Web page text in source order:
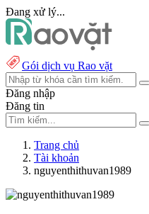
Đang xử lý...
Gói dịch vụ Rao vặt
Đăng nhập
Đăng tin
Trang chủ
Tài khoản
nguyenthithuvan1989